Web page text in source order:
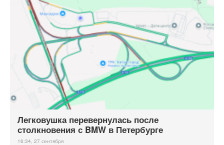
Легковушка перевернулась после
столкновения с BMW в Петербурге
16:34, 27 сентября